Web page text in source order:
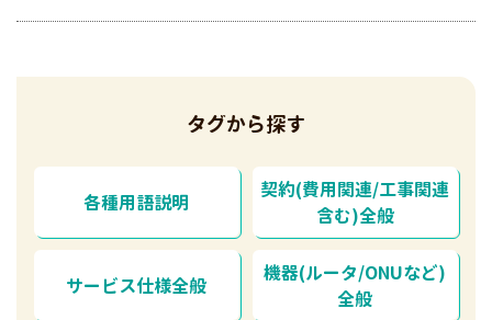
タグから探す
各種用語説明
契約(費用関連/工事関連
含む)全般
サービス仕様全般
機器(ルータ/ONUなど)
全般